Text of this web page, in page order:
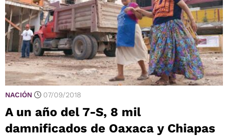
NACIÓN 07/09/2018
A un año del 7-S, 8 mil
damnificados de Oaxaca y Chiapas